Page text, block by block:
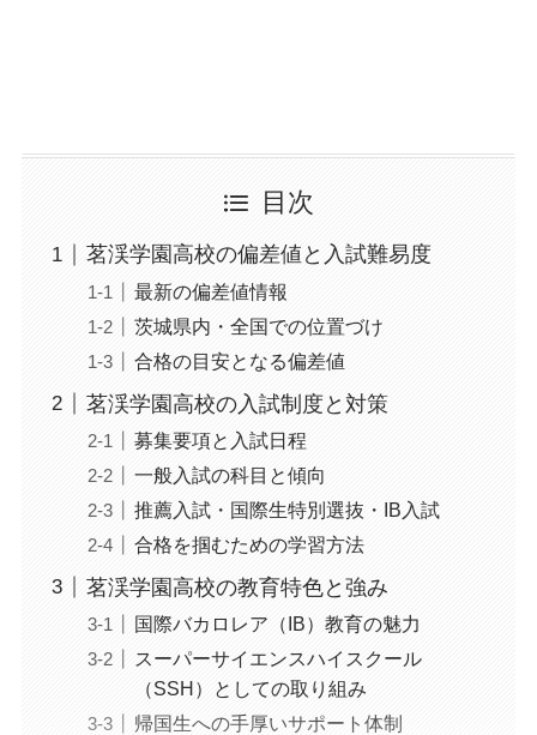
目次
茗渓学園高校の偏差値と入試難易度
最新の偏差値情報
茨城県内・全国での位置づけ
合格の目安となる偏差値
茗渓学園高校の入試制度と対策
募集要項と入試日程
一般入試の科目と傾向
推薦入試・国際生特別選抜・IB入試
合格を掴むための学習方法
茗渓学園高校の教育特色と強み
国際バカロレア（IB）教育の魅力
スーパーサイエンスハイスクール
（SSH）としての取り組み
帰国生への手厚いサポート体制